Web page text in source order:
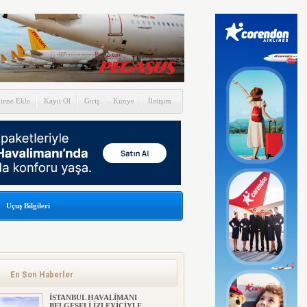
Ekle Kayıt Ol Giriş Künye İletişim
Uçuş Bilgileri
En Son Haberler
İSTANBUL HAVALİMANI